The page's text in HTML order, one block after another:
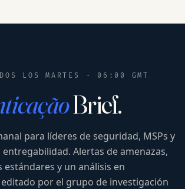
LOS MARTES · 06:00 GMT
Brief.
para líderes de seguridad, MSPs y
entregabilidad. Alertas de amenazas,
estándares y un análisis en
por el grupo de investigación